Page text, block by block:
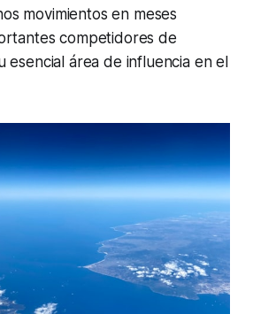
movimientos en meses
competidores de
esencial área de influencia en el